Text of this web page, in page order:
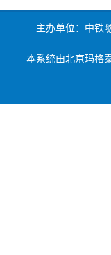
主办单位：中铁
本系统由北京玛格